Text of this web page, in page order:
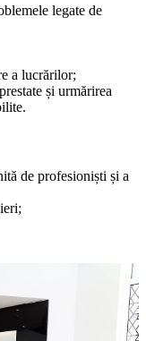
legate de
a lucrărilor;
și urmărirea
de profesioniști și a